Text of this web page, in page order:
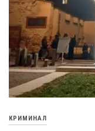
КРИМИНАЛ